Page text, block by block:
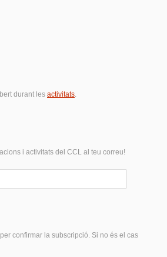
durant les activitats.
i activitats del CCL al teu correu!
confirmar la subscripció. Si no és el cas